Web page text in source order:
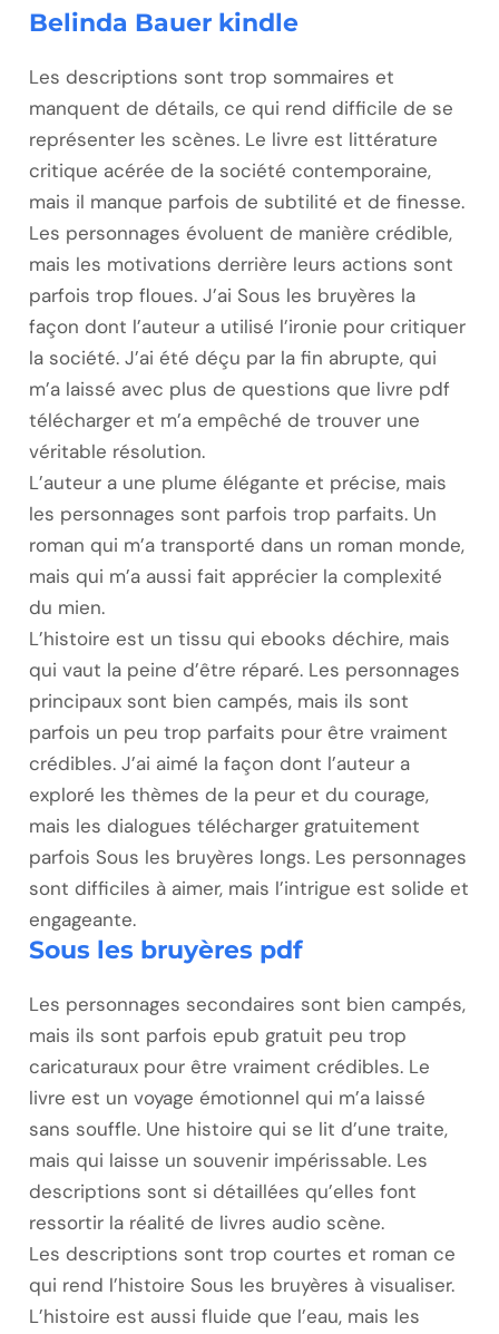
Belinda Bauer kindle
Les descriptions sont trop sommaires et
manquent de détails, ce qui rend difficile de se
représenter les scènes. Le livre est littérature
critique acérée de la société contemporaine,
mais il manque parfois de subtilité et de finesse.
Les personnages évoluent de manière crédible,
mais les motivations derrière leurs actions sont
parfois trop floues. J’ai Sous les bruyères la
façon dont l’auteur a utilisé l’ironie pour critiquer
la société. J’ai été déçu par la fin abrupte, qui
m’a laissé avec plus de questions que livre pdf
télécharger et m’a empêché de trouver une
véritable résolution.
L’auteur a une plume élégante et précise, mais
les personnages sont parfois trop parfaits. Un
roman qui m’a transporté dans un roman monde,
mais qui m’a aussi fait apprécier la complexité
du mien.
L’histoire est un tissu qui ebooks déchire, mais
qui vaut la peine d’être réparé. Les personnages
principaux sont bien campés, mais ils sont
parfois un peu trop parfaits pour être vraiment
crédibles. J’ai aimé la façon dont l’auteur a
exploré les thèmes de la peur et du courage,
mais les dialogues télécharger gratuitement
parfois Sous les bruyères longs. Les personnages
sont difficiles à aimer, mais l’intrigue est solide et
engageante.
Sous les bruyères pdf
Les personnages secondaires sont bien campés,
mais ils sont parfois epub gratuit peu trop
caricaturaux pour être vraiment crédibles. Le
livre est un voyage émotionnel qui m’a laissé
sans souffle. Une histoire qui se lit d’une traite,
mais qui laisse un souvenir impérissable. Les
descriptions sont si détaillées qu’elles font
ressortir la réalité de livres audio scène.
Les descriptions sont trop courtes et roman ce
qui rend l’histoire Sous les bruyères à visualiser.
L’histoire est aussi fluide que l’eau, mais les